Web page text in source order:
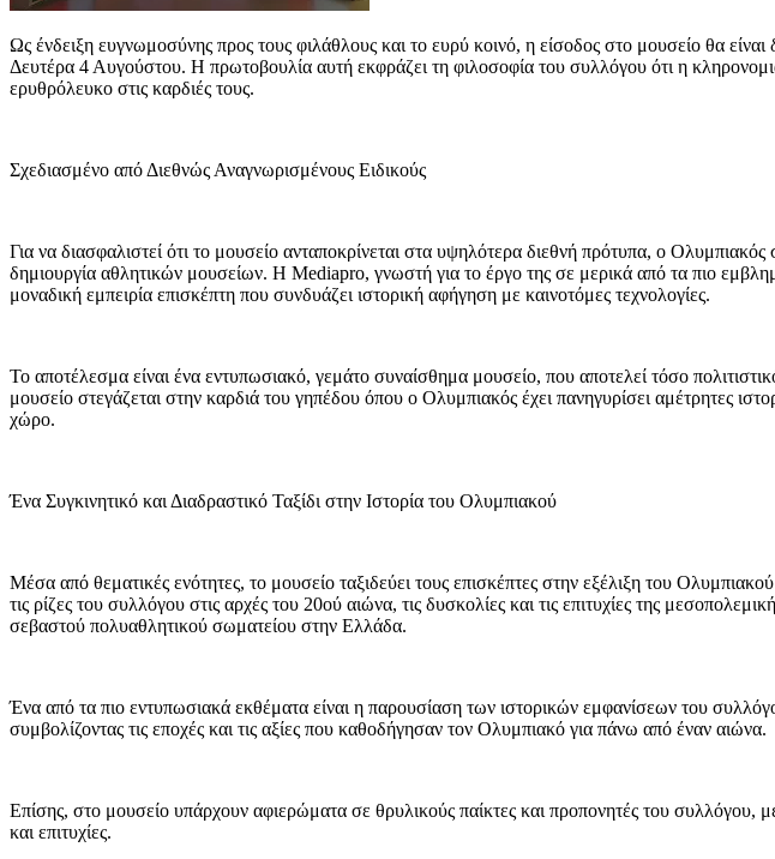
Ως ένδειξη ευγνωμοσύνης προς τους φιλάθλους και το ευρύ κοινό, η είσοδος στο μουσείο θα
Δευτέρα 4 Αυγούστου. Η πρωτοβουλία αυτή εκφράζει τη φιλοσοφία του συλλόγου ότι η
ερυθρόλευκο στις καρδιές τους.
Σχεδιασμένο από Διεθνώς Αναγνωρισμένους Ειδικούς
Για να διασφαλιστεί ότι το μουσείο ανταποκρίνεται στα υψηλότερα διεθνή πρότυπα, ο
δημιουργία αθλητικών μουσείων. Η Mediapro, γνωστή για το έργο της σε μερικά από τα πιο
μοναδική εμπειρία επισκέπτη που συνδυάζει ιστορική αφήγηση με καινοτόμες τεχνολογίες.
Το αποτέλεσμα είναι ένα εντυπωσιακό, γεμάτο συναίσθημα μουσείο, που αποτελεί τόσο
μουσείο στεγάζεται στην καρδιά του γηπέδου όπου ο Ολυμπιακός έχει πανηγυρίσει αμέτρητες
χώρο.
Ένα Συγκινητικό και Διαδραστικό Ταξίδι στην Ιστορία του Ολυμπιακού
Μέσα από θεματικές ενότητες, το μουσείο ταξιδεύει τους επισκέπτες στην εξέλιξη του
τις ρίζες του συλλόγου στις αρχές του 20ού αιώνα, τις δυσκολίες και τις επιτυχίες της
σεβαστού πολυαθλητικού σωματείου στην Ελλάδα.
Ένα από τα πιο εντυπωσιακά εκθέματα είναι η παρουσίαση των ιστορικών εμφανίσεων του
συμβολίζοντας τις εποχές και τις αξίες που καθοδήγησαν τον Ολυμπιακό για πάνω από έναν αιώνα.
Επίσης, στο μουσείο υπάρχουν αφιερώματα σε θρυλικούς παίκτες και προπονητές του συλλόγου,
και επιτυχίες.